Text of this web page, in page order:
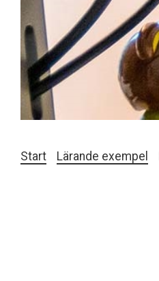
Start Lärande exempel